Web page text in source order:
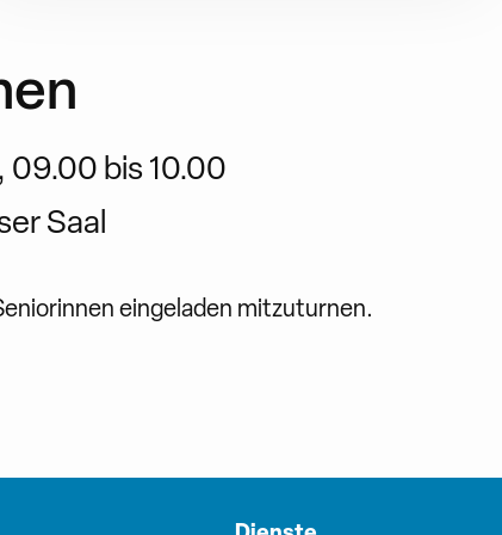
bis 10.00
Saal
eingeladen mitzuturnen.